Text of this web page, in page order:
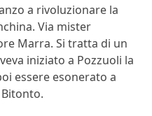
a rivoluzionare la
Via mister
Marra. Si tratta di un
iniziato a Pozzuoli la
essere esonerato a